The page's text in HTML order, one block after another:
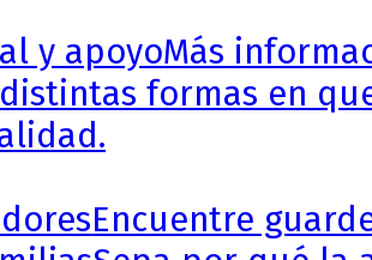
y apoyoMás
formas en
Encuentre